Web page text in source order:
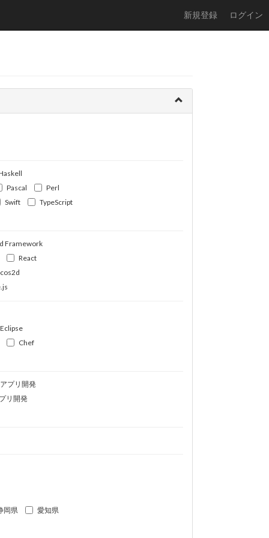
新規登録 ログイン
Pascal
Perl
Swift
TypeScript
Framework
React
Eclipse
Chef
プリ開発
リ開発
岡県
愛知県